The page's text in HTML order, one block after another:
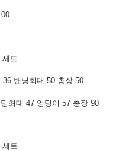
세트
36 밴딩최대 50 총장 50
최대 47 엉덩이 57 총장 90
세트